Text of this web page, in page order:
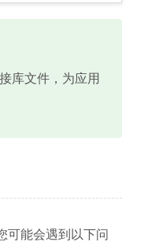
库文件，为应用
可能会遇到以下问